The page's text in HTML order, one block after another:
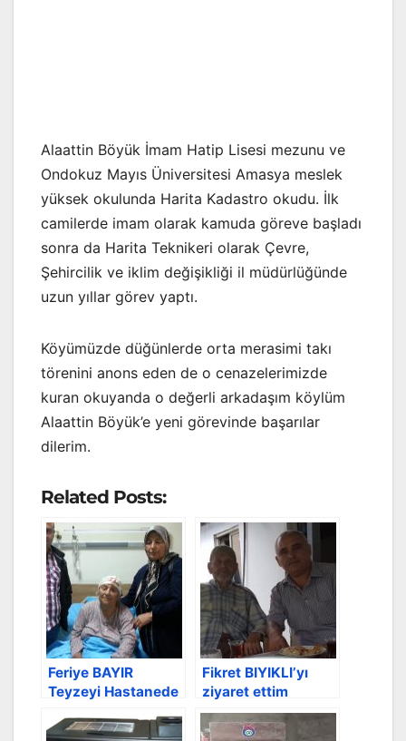
Alaattin Böyük İmam Hatip Lisesi mezunu ve
Ondokuz Mayıs Üniversitesi Amasya meslek
yüksek okulunda Harita Kadastro okudu. İlk
camilerde imam olarak kamuda göreve başladı
sonra da Harita Teknikeri olarak Çevre,
Şehircilik ve iklim değişikliği il müdürlüğünde
uzun yıllar görev yaptı.
Köyümüzde düğünlerde orta merasimi takı
törenini anons eden de o cenazelerimizde
kuran okuyanda o değerli arkadaşım köylüm
Alaattin Böyük’e yeni görevinde başarılar
dilerim.
Related Posts:
Feriye BAYIR
Teyzeyi Hastanede
Fikret BIYIKLI’yı
ziyaret ettim